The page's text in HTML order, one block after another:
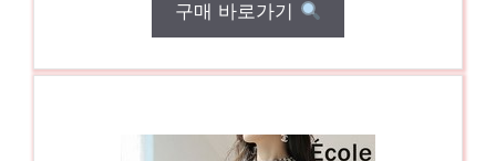
구매 바로가기